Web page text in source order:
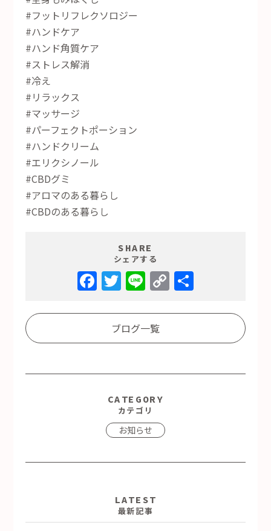
#フットリフレクソロジー
#ハンドケア
#ハンド角質ケア
#ストレス解消
#冷え
#リラックス
#マッサージ
#パーフェクトポーション
#ハンドクリーム
#エリクシノール
#CBDグミ
#アロマのある暮らし
#CBDのある暮らし
SHARE
シェアする
Facebook
Twitter
LineCopy
Link
ブログ一覧
CATEGORY
カテゴリ
お知らせ
LATEST
最新記事